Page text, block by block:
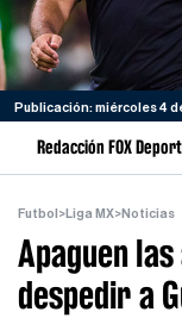
Publicación: miércoles 4
Redacción FOX
Futbol >Liga MX>Noticias
Apaguen
despedir a